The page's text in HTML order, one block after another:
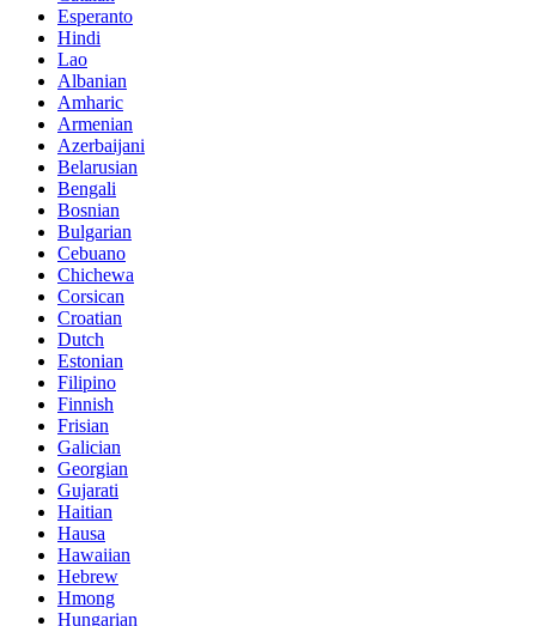
Esperanto
Hindi
Lao
Albanian
Amharic
Armenian
Azerbaijani
Belarusian
Bengali
Bosnian
Bulgarian
Cebuano
Chichewa
Corsican
Croatian
Dutch
Estonian
Filipino
Finnish
Frisian
Galician
Georgian
Gujarati
Haitian
Hausa
Hawaiian
Hebrew
Hmong
Hungarian